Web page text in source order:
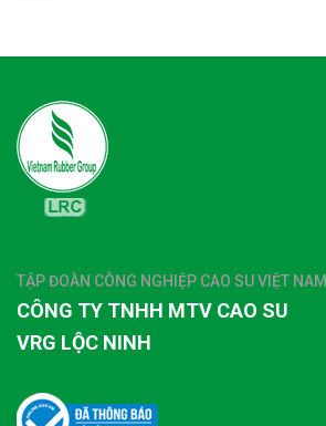
TẬP ĐOÀN CÔNG NGHIỆP CAO SU VIỆT NAM
CÔNG TY TNHH MTV CAO SU
VRG LỘC NINH